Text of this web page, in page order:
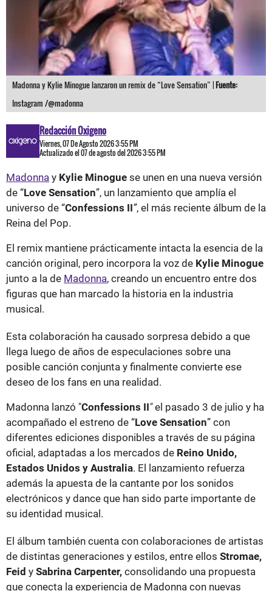
Madonna y Kylie Minogue lanzaron un remix de “Love Sensation” |Fuente:
Instagram /@madonna
Redacción Oxigeno
Viernes, 07 De Agosto 2026 3:55 PM
Actualizado el 07 de agosto del 2026 3:55 PM
Madonna y Kylie Minogue se unen en una nueva versión
de “Love Sensation”, un lanzamiento que amplía el
universo de “Confessions II”, el más reciente álbum de la
Reina del Pop.
El remix mantiene prácticamente intacta la esencia de la
canción original, pero incorpora la voz de Kylie Minogue
junto a la de Madonna, creando un encuentro entre dos
figuras que han marcado la historia en la industria
musical.
Esta colaboración ha causado sorpresa debido a que
llega luego de años de especulaciones sobre una
posible canción conjunta y finalmente convierte ese
deseo de los fans en una realidad.
Madonna lanzó "Confessions II"el pasado 3 de julio y ha
acompañado el estreno de “Love Sensation” con
diferentes ediciones disponibles a través de su página
oficial, adaptadas a los mercados de Reino Unido,
Estados Unidos y Australia. El lanzamiento refuerza
además la apuesta de la cantante por los sonidos
electrónicos y dance que han sido parte importante de
su identidad musical.
El álbum también cuenta con colaboraciones de artistas
de distintas generaciones y estilos, entre ellos Stromae,
Feid y Sabrina Carpenter, consolidando una propuesta
que conecta la experiencia de Madonna con nuevas